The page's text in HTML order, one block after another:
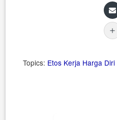
Topics: Etos Kerja Harga Diri